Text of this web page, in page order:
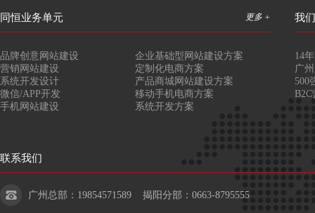
更多 +
同恒业务单元
品牌创意网站建设
营销网站建设
系统开发设计
微信/APP开发
手机网站建设
企业基础型网站建设方案
定制化电商方案
产品商城网站建设方案
移动手机电商方案
系统开发方案
我
14
广
500
联系我们
广州总部：19854571589 揭阳分部：0663-8795555